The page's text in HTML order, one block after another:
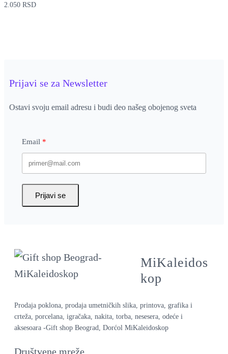
2.050 RSD
Prijavi se za Newsletter
Ostavi svoju email adresu i budi deo našeg obojenog sveta
Email
Prijavi se
MiKaleidos
kop
Prodaja poklona, prodaja umetničkih slika, printova, grafika i
crteža, porcelana, igračaka, nakita, torba, nesesera, odeće i
aksesoara -Gift shop Beograd, Dorćol MiKaleidoskop
Društvene mreže